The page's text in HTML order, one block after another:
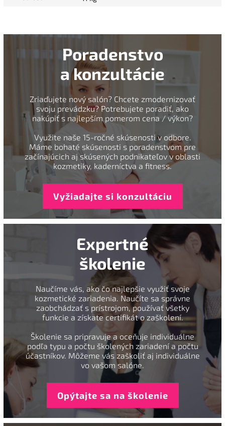
Poradenstvo
a konzultácie
Zriaďujete nový salón? Chcete zmodernizovať
svoju prevádzku? Potrebujete poradiť, ako
nakúpiť s najlepším pomerom cena / výkon?
Využite naše 15-ročné skúsenosti v odbore.
Máme bohaté skúsenosti s poradenstvom pre
začínajúcich aj skúsených podnikateľov v oblasti
kozmetiky, kaderníctva a fitness.
Vyžiadajte si konzultáciu
Expertné
školenie
Naučíme vás, ako čo najlepšie využiť svoje
kozmetické zariadenia. Naučíte sa správne
zaobchádzať s prístrojom, používať všetky
funkcie a získate certifikát o zaškolení.
Školenie sa pripravuje a oceňuje individuálne
podľa typu a počtu školených zariadení a počtu
účastníkov. Môžeme vás zaškoliť aj individuálne
vo vašom salóne.
Opýtajte sa na školenie